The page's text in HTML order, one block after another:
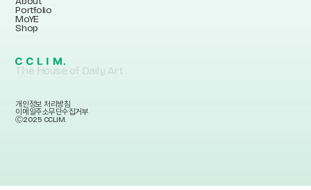
Portfolio
MoYE
Shop
The House of Daily Art
개인정보 처리방침
이메일주소무단수집거부
Ⓒ2025 CCLIM.